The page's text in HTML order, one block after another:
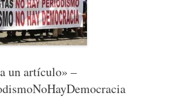
un artículo» –